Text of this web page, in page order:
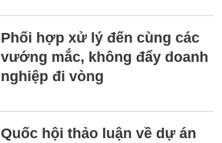
Phối hợp xử lý đến cùng các
vướng mắc, không đẩy doanh
nghiệp đi vòng
Quốc hội thảo luận về dự án